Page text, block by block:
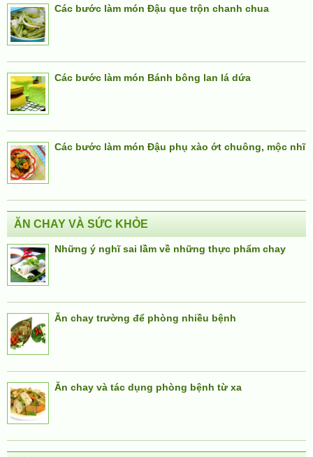
Các bước làm món Đậu que trộn chanh chua
Các bước làm món Bánh bông lan lá dứa
Các bước làm món Đậu phụ xào ớt chuông, mộc nhĩ
ĂN CHAY VÀ SỨC KHỎE
Những ý nghĩ sai lầm về những thực phẩm chay
Ăn chay trường để phòng nhiều bệnh
Ăn chay và tác dụng phòng bệnh từ xa